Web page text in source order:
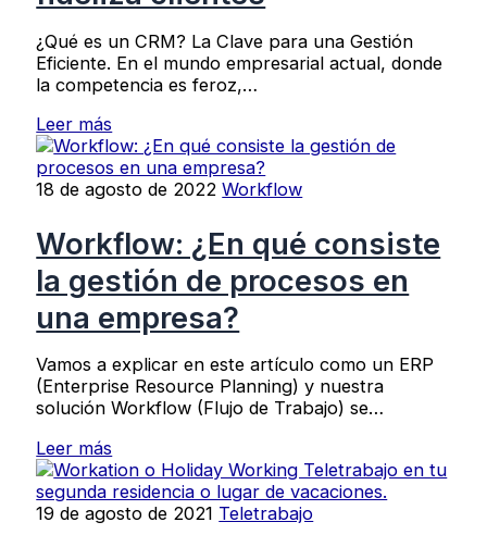
¿Qué es un CRM? La Clave para una Gestión
Eficiente. En el mundo empresarial actual, donde
la competencia es feroz,…
Leer más
18 de agosto de 2022Workflow
Workflow: ¿En qué consiste
la gestión de procesos en
una empresa?
Vamos a explicar en este artículo como un ERP
(Enterprise Resource Planning) y nuestra
solución Workflow (Flujo de Trabajo) se…
Leer más
19 de agosto de 2021 Teletrabajo